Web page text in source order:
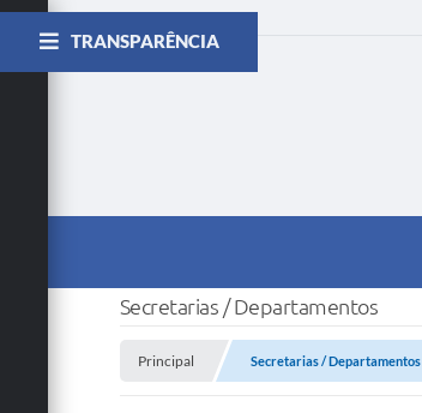
TRANSPARÊNCIA
Secretarias / Departamentos
Principal Secretarias / Departamentos